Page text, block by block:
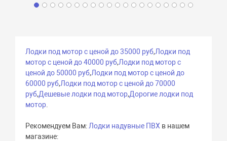
Лодки под мотор с ценой до 35000 руб,Лодки под
мотор с ценой до 40000 руб,Лодки под мотор с
ценой до 50000 руб,Лодки под мотор с ценой до
60000 руб,Лодки под мотор с ценой до 70000
руб,Дешевые лодки под мотор,Дорогие лодки под
мотор
Рекомендуем Вам: Лодки надувные ПВХ в нашем
магазине: